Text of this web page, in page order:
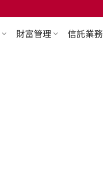
財富管理 信託業務